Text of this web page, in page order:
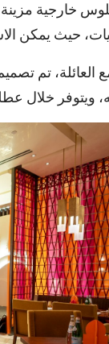
خارجية
حيث يمكن
العائلة، تم
ويتوفر خلال